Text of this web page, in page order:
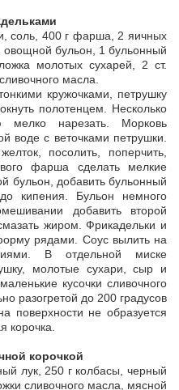
соль, 400 г фарша, 2 яичных
бульон, 1 бульонный
молотых сухарей, 2 ст.
масла.
кружочками, петрушку
полотенцем. Несколько
мелко нарезать. Морковь
воде с веточками петрушки.
посолить, поперчить,
фарша сделать мелкие
бульон, добавить бульонный
кипения. Бульон немного
добавить второй
жиром. Фрикадельки и
рядами. Соус вылить на
В отдельной миске
молотые сухари, сыр и
кусочки сливочного
разогретой до 200 градусов
поверхности не образуется
корочка.
корочкой
лук, 250 г колбасы, черный
сливочного масла, мясной